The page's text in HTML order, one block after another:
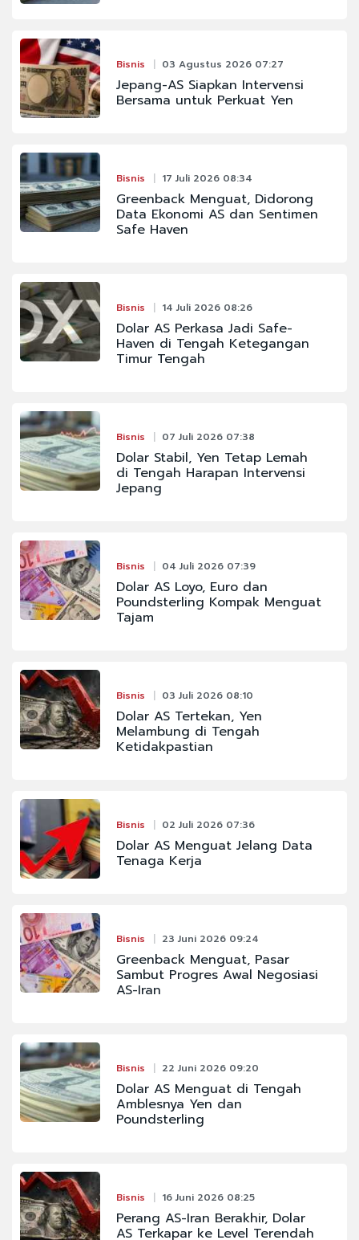
Bisnis 03 Agustus 2026 07:27
Jepang-AS Siapkan Intervensi
Bersama untuk Perkuat Yen
Bisnis 17 Juli 2026 08:34
Greenback Menguat, Didorong
Data Ekonomi AS dan Sentimen
Safe Haven
Bisnis 14 Juli 2026 08:26
Dolar AS Perkasa Jadi Safe-
Haven di Tengah Ketegangan
Timur Tengah
Bisnis 07 Juli 2026 07:38
Dolar Stabil, Yen Tetap Lemah
di Tengah Harapan Intervensi
Jepang
Bisnis 04 Juli 2026 07:39
Dolar AS Loyo, Euro dan
Poundsterling Kompak Menguat
Tajam
Bisnis 03 Juli 2026 08:10
Dolar AS Tertekan, Yen
Melambung di Tengah
Ketidakpastian
Bisnis 02 Juli 2026 07:36
Dolar AS Menguat Jelang Data
Tenaga Kerja
Bisnis 23 Juni 2026 09:24
Greenback Menguat, Pasar
Sambut Progres Awal Negosiasi
AS-Iran
Bisnis 22 Juni 2026 09:20
Dolar AS Menguat di Tengah
Amblesnya Yen dan
Poundsterling
Bisnis 16 Juni 2026 08:25
Perang AS-Iran Berakhir, Dolar
AS Terkapar ke Level Terendah